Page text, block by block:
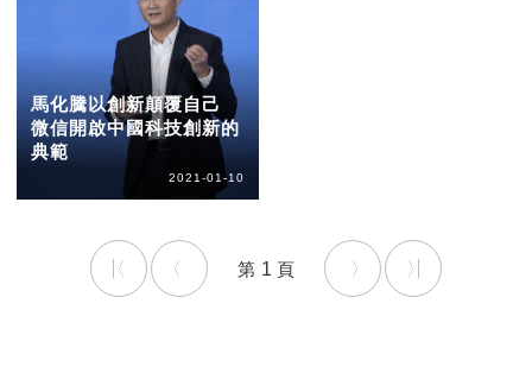
馬化騰以創新顛覆自己
微信開啟中國科技創新的
典範
2021-01-10
1